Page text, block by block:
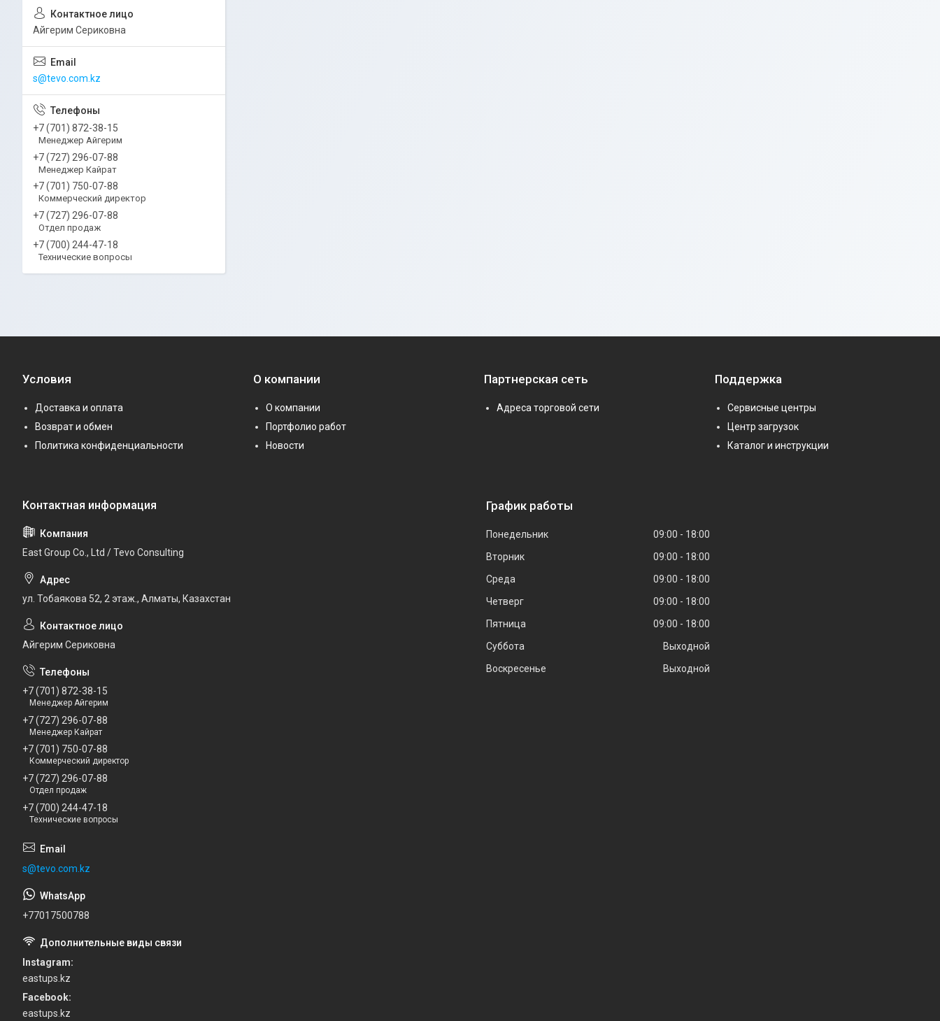
Айгерим Сериковна
s@tevo.com.kz
+7 (701) 872-38-15
Менеджер Айгерим
+7 (727) 296-07-88
Менеджер Кайрат
+7 (701) 750-07-88
Коммерческий директор
+7 (727) 296-07-88
Отдел продаж
+7 (700) 244-47-18
Технические вопросы
Условия
Доставка и оплата
Возврат и обмен
Политика конфиденциальности
О компании
О компании
Портфолио работ
Новости
Партнерская сеть
Адреса торговой сети
Поддержка
Сервисные центры
Центр загрузок
Каталог и инструкции
East Group Co., Ltd / Tevo Consulting
ул. Тобаякова 52, 2 этаж., Алматы, Казахстан
Айгерим Сериковна
+7 (701) 872-38-15
Менеджер Айгерим
+7 (727) 296-07-88
Менеджер Кайрат
+7 (701) 750-07-88
Коммерческий директор
+7 (727) 296-07-88
Отдел продаж
+7 (700) 244-47-18
Технические вопросы
s@tevo.com.kz
+77017500788
Instagram
eastups.kz
Facebook
eastups.kz
График работы
Понедельник 09:00
18:00
Вторник
09:00
18:00
Среда
09:00
18:00
Четверг
09:00
18:00
Пятница
09:00
18:00
Суббота
Выходной
Воскресенье
Выходной